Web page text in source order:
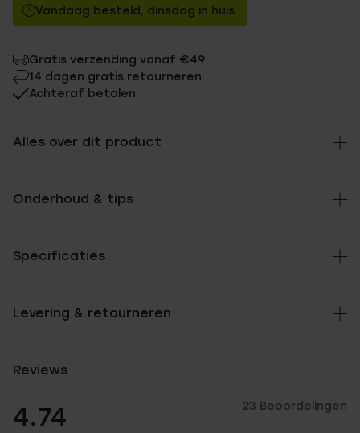
Vandaag besteld, dinsdag in huis
Gratis verzending vanaf €49
14 dagen gratis retourneren
Achteraf betalen
Alles over dit product
Onderhoud & tips
Specificaties
Levering & retourneren
Reviews
4.74 23 Beoordelingen